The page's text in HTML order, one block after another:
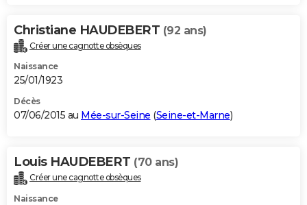
Christiane HAUDEBERT (92 ans)
Créer une cagnotte obsèques
Naissance
25/01/1923
Décès
07/06/2015 au Mée-sur-Seine (Seine-et-Marne)
Louis HAUDEBERT (70 ans)
Créer une cagnotte obsèques
Naissance